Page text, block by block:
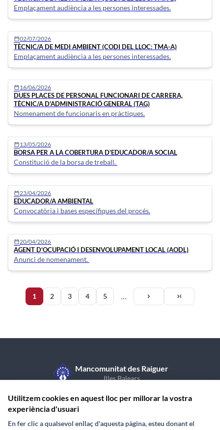
Emplaçament audiència a les persones interessades.
calendar_today02/07/2026
TÈCNIC/A DE MEDI AMBIENT (CODI DEL LLOC: TMA-A)
Emplaçament audiència a les persones interessades.
calendar_today16/06/2026
DUES PLACES DE PERSONAL FUNCIONARI DE CARRERA,
TÈCNIC/A D'ADMINISTRACIÓ GENERAL (TAG)
Nomenament de funcionaris en pràctiques.
calendar_today13/05/2026
BORSA PER A LA COBERTURA D'EDUCADOR/A SOCIAL
Constitució de la borsa de treball.
calendar_today23/04/2026
EDUCADOR/A AMBIENTAL
Convocatòria i bases específiques del procés.
calendar_today20/04/2026
AGENT D'OCUPACIÓ I DESENVOLUPAMENT LOCAL (AODL)
Anunci de nomenament.
Paginació
Pàgina
actual
1 Pàgina
2 Pàgina
3 Pàgina
4 Pàgina
5 …
Pàgina
següent
chevron_right
Última
pàgina
last_page
Mancomunitat des Raiguer
Illes Balears
07350 Binissalem (Illes Balears)
Utilitzem cookies en aquest lloc per millorar la vostra
experiència d'usuari
En fer clic a qualsevol enllaç d'aquesta pàgina, esteu donant el